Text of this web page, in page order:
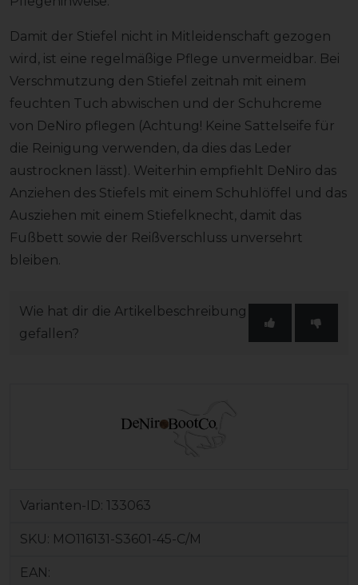
Damit der Stiefel nicht in Mitleidenschaft gezogen
wird, ist eine regelmäßige Pflege unvermeidbar. Bei
Verschmutzung den Stiefel zeitnah mit einem
feuchten Tuch abwischen und der Schuhcreme
von DeNiro pflegen (Achtung! Keine Sattelseife für
die Reinigung verwenden, da dies das Leder
austrocknen lässt). Weiterhin empfiehlt DeNiro das
Anziehen des Stiefels mit einem Schuhlöffel und das
Ausziehen mit einem Stiefelknecht, damit das
Fußbett sowie der Reißverschluss unversehrt
bleiben.
Wie hat dir die Artikelbeschreibung
gefallen?
Varianten-ID: 133063
SKU: MO116131-S3601-45-C/M
EAN: